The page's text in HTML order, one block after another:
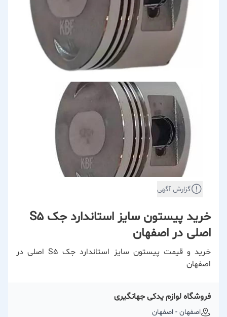
گزارش آگهی
خرید پیستون سایز استاندارد جک S5
اصلی در اصفهان
خرید و قیمت پیستون سایز استاندارد جک S5 اصلی در
اصفهان
فروشگاه لوازم یدکی جهانگیری
اصفهان - اصفهان